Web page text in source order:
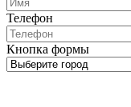
Телефон
Кнопка формы